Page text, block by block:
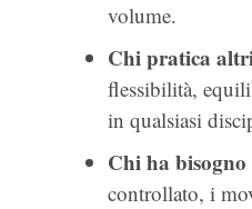
volume.
Chi pratica
flessibilità,
in qualsiasi
Chi ha
controllato, i